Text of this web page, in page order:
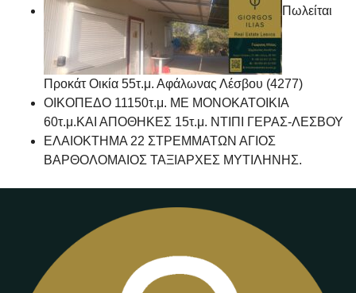
Πωλείται
Προκάτ Οικία 55τ.μ. Αφάλωνας Λέσβου (4277)
ΟΙΚΟΠΕΔΟ 11150τ.μ. ΜΕ ΜΟΝΟΚΑΤΟΙΚΙΑ
60τ.μ.ΚΑΙ ΑΠΟΘΗΚΕΣ 15τ.μ. ΝΤΙΠΙ ΓΕΡΑΣ-ΛΕΣΒΟΥ
ΕΛΑΙΟΚΤΗΜΑ 22 ΣΤΡΕΜΜΑΤΩΝ ΑΓΙΟΣ
ΒΑΡΘΟΛΟΜΑΙΟΣ ΤΑΞΙΑΡΧΕΣ ΜΥΤΙΛΗΝΗΣ.